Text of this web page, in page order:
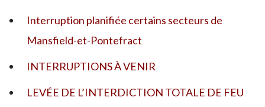
Interruption planifiée certains secteurs de
Mansfield-et-Pontefract
INTERRUPTIONS À VENIR
LEVÉE DE L’INTERDICTION TOTALE DE FEU